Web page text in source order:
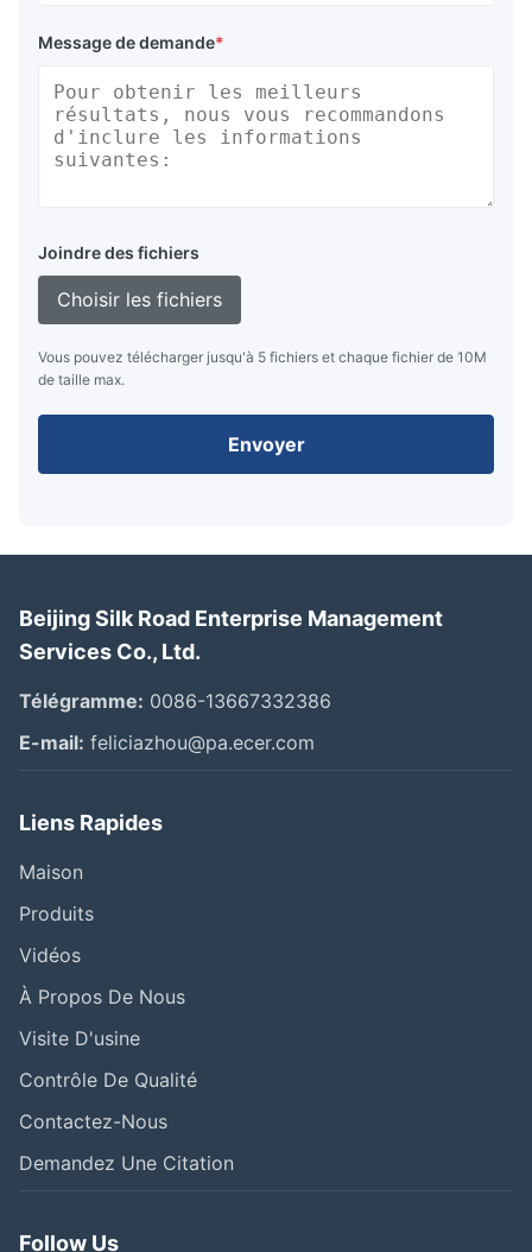
Message de demande*
Joindre des fichiers
Choisir les fichiers
Vous pouvez télécharger jusqu'à 5 fichiers et chaque fichier de 10M
de taille max.
Envoyer
Beijing Silk Road Enterprise Management
Services Co., Ltd.
Télégramme: 0086-13667332386
E-mail: feliciazhou@pa.ecer.com
Liens Rapides
Maison
Produits
Vidéos
À Propos De Nous
Visite D'usine
Contrôle De Qualité
Contactez-Nous
Demandez Une Citation
Follow Us